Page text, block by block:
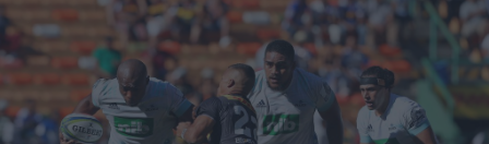
Rugby Sevens
Internazionale